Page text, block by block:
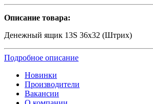
Описание товара:
Денежный ящик 13S 36х32 (Штрих)
Подробное описание
Новинки
Производители
Вакансии